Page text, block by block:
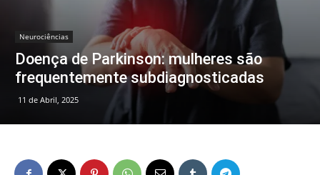
Neurociências
Doença de Parkinson: mulheres são
frequentemente subdiagnosticadas
11 de Abril, 2025